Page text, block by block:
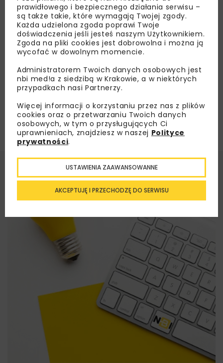
PLK aktualizuje listę rankingową
skrzyżowań bezkolizyjnych
Załaduj więcej...
prawidłowego i bezpiecznego działania serwisu –
są także takie, które wymagają Twojej zgody.
Każda udzielona zgoda poprawi Twoje
doświadczenia jeśli jesteś naszym Użytkownikiem.
Zgoda na pliki cookies jest dobrowolna i można ją
wycofać w dowolnym momencie.
Administratorem Twoich danych osobowych jest
nbi med!a z siedzibą w Krakowie, a w niektórych
przypadkach nasi Partnerzy.
Więcej informacji o korzystaniu przez nas z plików
cookies oraz o przetwarzaniu Twoich danych
osobowych, w tym o przysługujących Ci
uprawnieniach, znajdziesz w naszej Polityce
prywatności.
AKCEPTUJĘ I PRZECHODZĘ DO SERWISU
USTAWIENIA ZAAWANSOWANNE